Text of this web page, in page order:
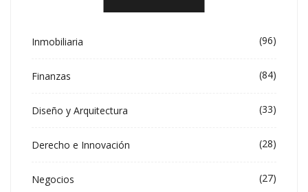
Inmobiliaria (96)
Finanzas (84)
Diseño y Arquitectura (33)
Derecho e Innovación (28)
Negocios (27)